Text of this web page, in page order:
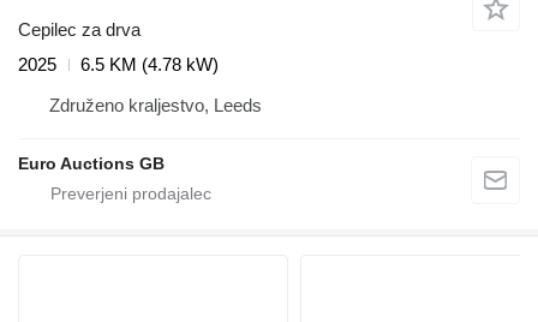
Cepilec za drva
2025
6.5 KM (4.78 kW)
Združeno kraljestvo, Leeds
Euro Auctions GB